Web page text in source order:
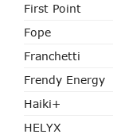
First Point
Fope
Franchetti
Frendy Energy
Haiki+
HELYX